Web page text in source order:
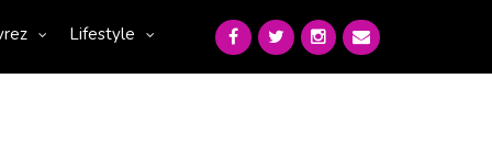
Lifestyle